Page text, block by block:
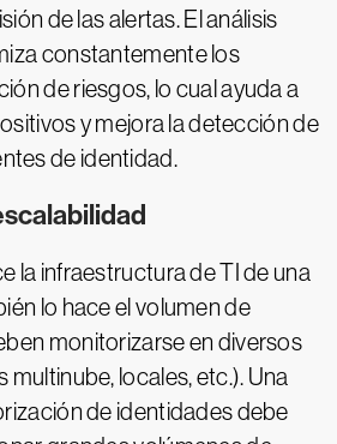
de las alertas. El análisis
constantemente los
de riesgos, lo cual ayuda a
y mejora la detección de
de identidad.
la infraestructura de TI de una
lo hace el volumen de
monitorizarse en diversos
locales, etc.). Una
de identidades debe